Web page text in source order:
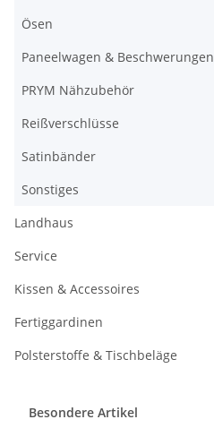
Ösen
Paneelwagen & Beschwerungen
PRYM Nähzubehör
Reißverschlüsse
Satinbänder
Sonstiges
Landhaus
Service
Kissen & Accessoires
Fertiggardinen
Polsterstoffe & Tischbeläge
Besondere Artikel